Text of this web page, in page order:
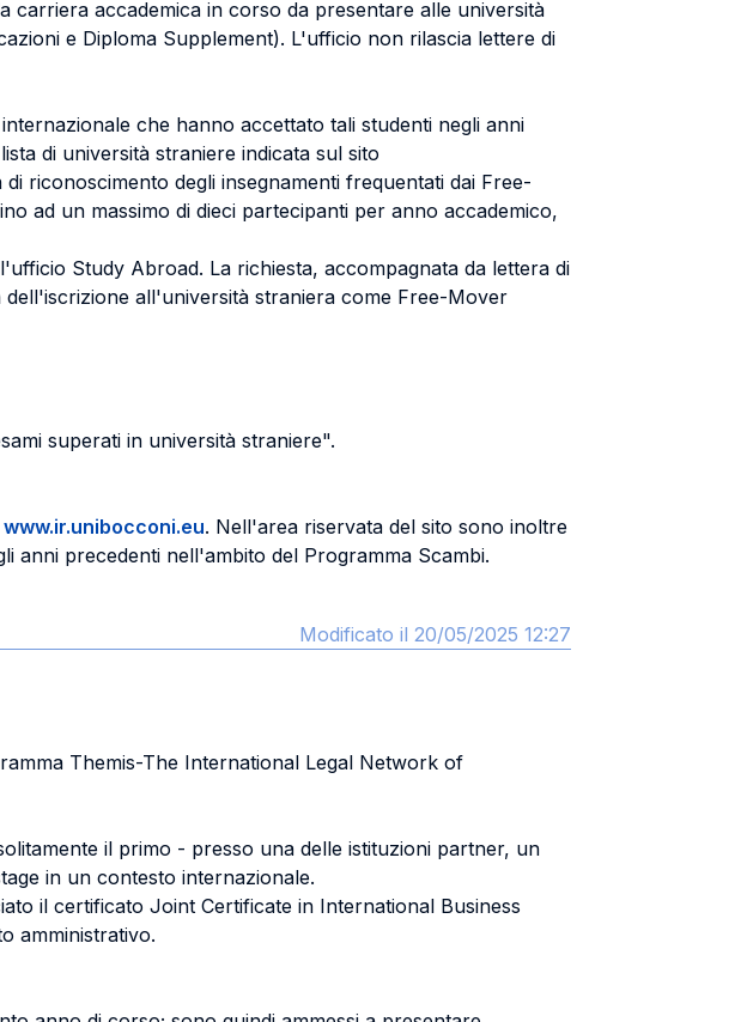
carriera accademica in corso da presentare alle università
e Diploma Supplement). L'ufficio non rilascia lettere di
che hanno accettato tali studenti negli anni
di università straniere indicata sul sito
riconoscimento degli insegnamenti frequentati dai Free-
ad un massimo di dieci partecipanti per anno accademico,
Study Abroad. La richiesta, accompagnata da lettera di
all'università straniera come Free-Mover
superati in università straniere".
www.ir.unibocconi.eu. Nell'area riservata del sito sono inoltre
anni precedenti nell'ambito del Programma Scambi.
Modificato il 20/05/2025 12:27
Themis-The International Legal Network of
il primo - presso una delle istituzioni partner, un
in un contesto internazionale.
il certificato Joint Certificate in International Business
amministrativo.